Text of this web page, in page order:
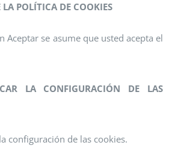
POLÍTICA DE COOKIES
Aceptar se asume que usted acepta el
LA CONFIGURACIÓN DE LAS
configuración de las cookies.